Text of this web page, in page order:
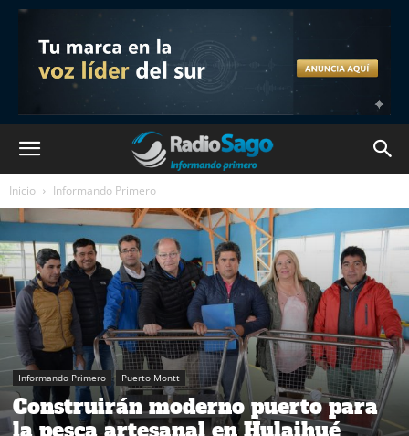
Inicio Informando Primero
Informando Primero Puerto Montt
Construirán moderno puerto para
la pesca artesanal en Hulaihué